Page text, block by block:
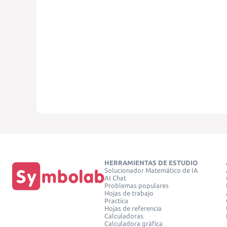
HERRAMIENTAS DE ESTUDIO
Solucionador Matemático de IA
AI Chat
Problemas populares
Hojas de trabajo
Practica
Hojas de referencia
Calculadoras
Calculadora gráfica